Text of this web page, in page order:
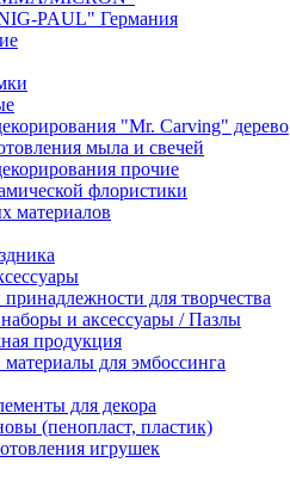
PAUL" Германия
"Mr. Carving" дерево
мыла и свечей
прочие
флористики
материалов
для творчества
и аксессуары / Пазлы
продукция
для эмбоссинга
для декора
(пенопласт, пластик)
игрушек